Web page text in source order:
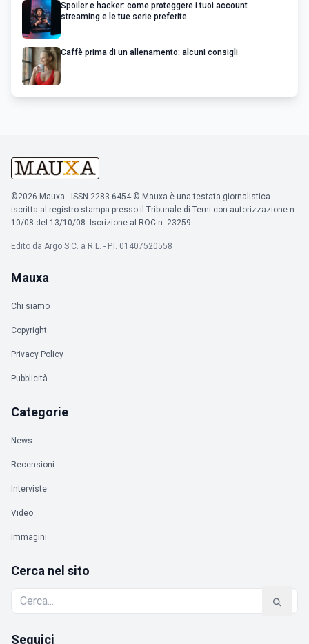
Spoiler e hacker: come proteggere i tuoi account
streaming e le tue serie preferite
Caffè prima di un allenamento: alcuni consigli
©2026 Mauxa - ISSN 2283-6454 © Mauxa è una testata giornalistica
iscritta al registro stampa presso il Tribunale di Terni con autorizzazione n.
10/08 del 13/10/08. Iscrizione al ROC n. 23259.
Edito da Argo S.C. a R.L. - P.I. 01407520558
Mauxa
Chi siamo
Copyright
Privacy Policy
Pubblicità
Categorie
News
Recensioni
Interviste
Video
Immagini
Cerca nel sito
Seguici